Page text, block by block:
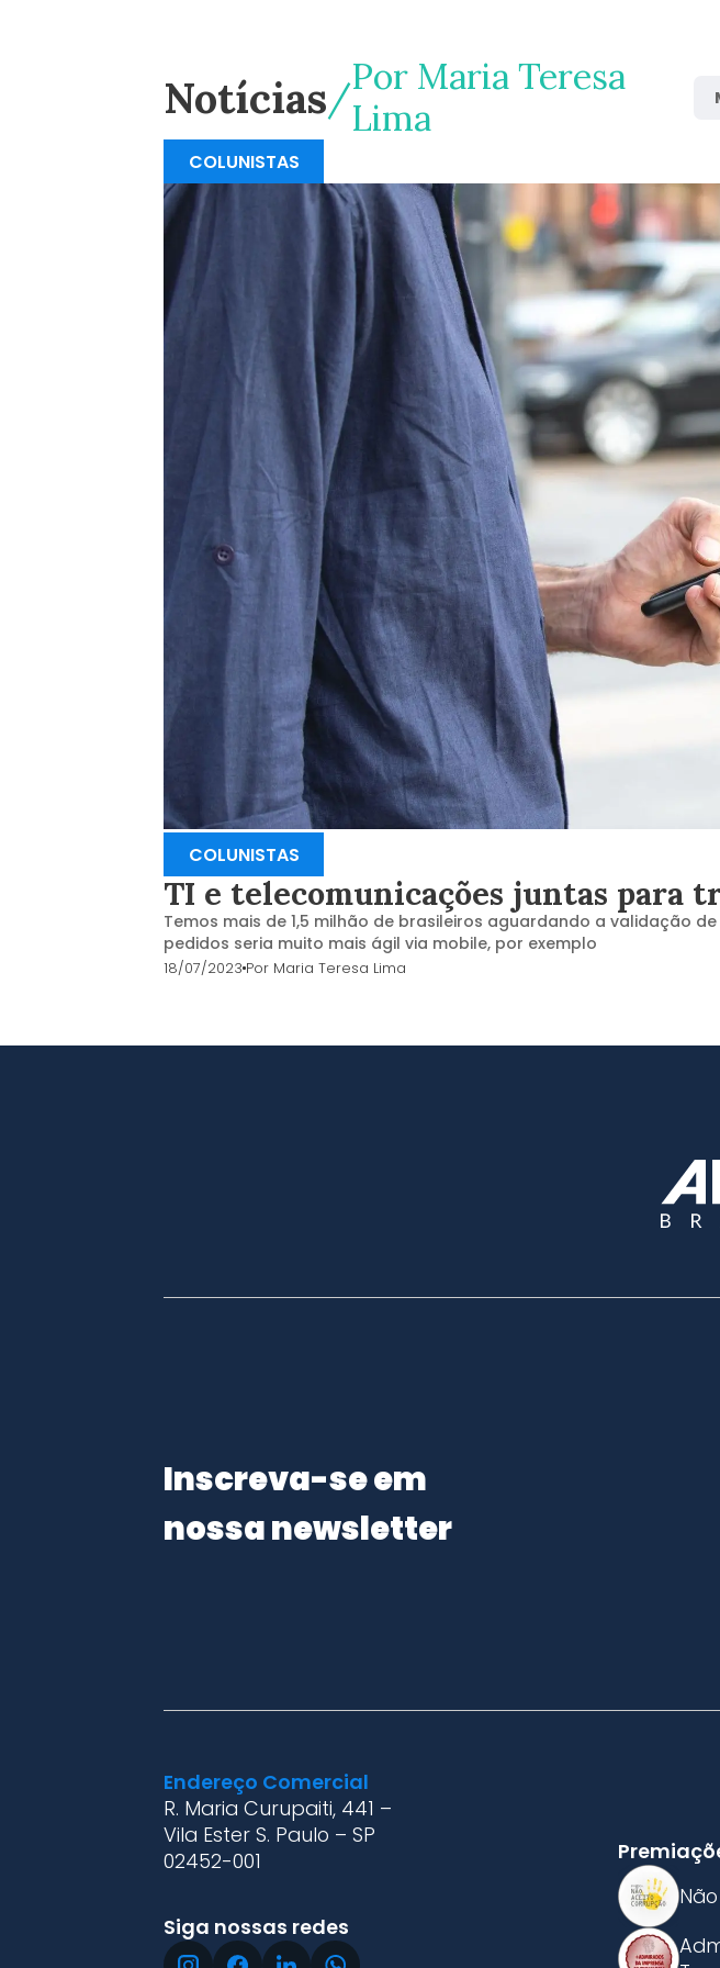
Notícias Por Maria Teresa
Lima
COLUNISTAS
COLUNISTAS
TI e telecomunicações juntas para
Temos mais de 1,5 milhão de brasileiros aguardando a validação
pedidos seria muito mais ágil via mobile, por exemplo
18/07/2023Por Maria Teresa Lima
Inscreva-se em
nossa newsletter
Endereço Comercial
R. Maria Curupaiti, 441 –
Vila Ester S. Paulo – SP
02452-001
Siga nossas redes